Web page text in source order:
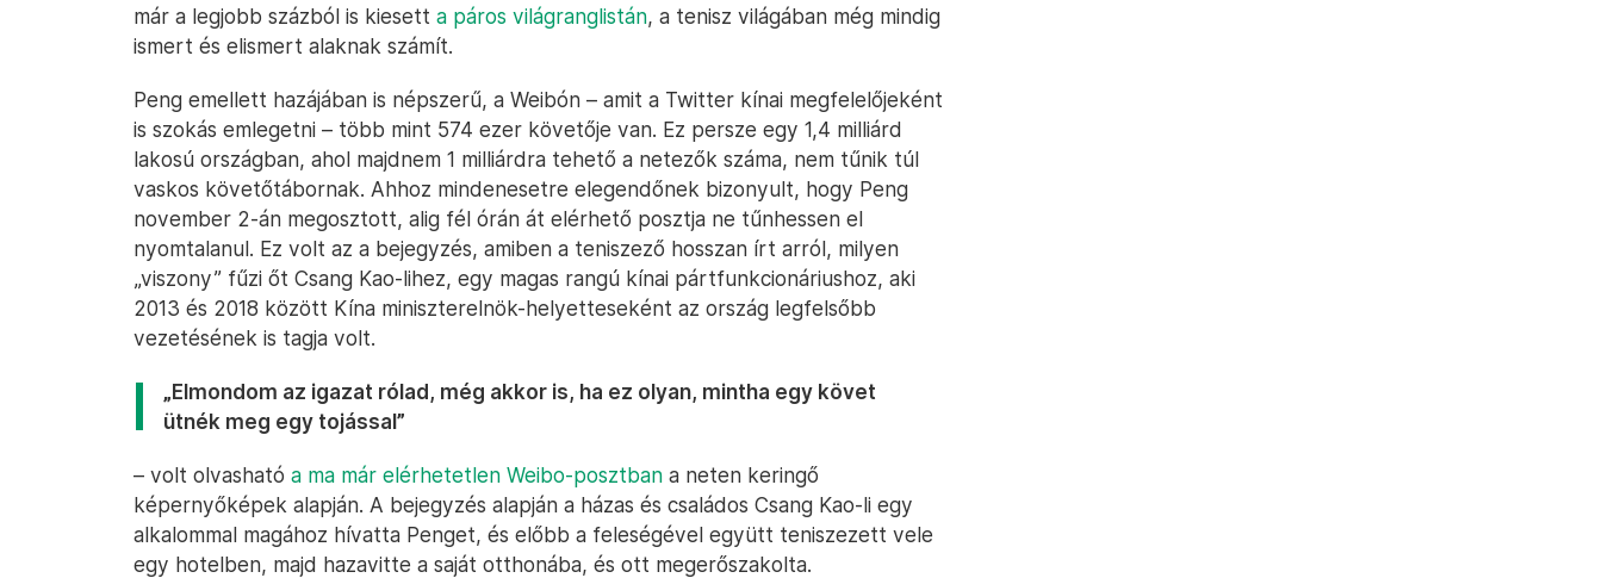
már a legjobb százból is kiesett a páros világranglistán, a tenisz világában még mindig
ismert és elismert alaknak számít.
Peng emellett hazájában is népszerű, a Weibón – amit a Twitter kínai megfelelőjeként
is szokás emlegetni – több mint 574 ezer követője van. Ez persze egy 1,4 milliárd
lakosú országban, ahol majdnem 1 milliárdra tehető a netezők száma, nem tűnik túl
vaskos követőtábornak. Ahhoz mindenesetre elegendőnek bizonyult, hogy Peng
november 2-án megosztott, alig fél órán át elérhető posztja ne tűnhessen el
nyomtalanul. Ez volt az a bejegyzés, amiben a teniszező hosszan írt arról, milyen
„viszony” fűzi őt Csang Kao-lihez, egy magas rangú kínai pártfunkcionáriushoz, aki
2013 és 2018 között Kína miniszterelnök-helyetteseként az ország legfelsőbb
vezetésének is tagja volt.
„Elmondom az igazat rólad, még akkor is, ha ez olyan, mintha egy követ
ütnék meg egy tojással”
– volt olvasható a ma már elérhetetlen Weibo-posztban a neten keringő
képernyőképek alapján. A bejegyzés alapján a házas és családos Csang Kao-li egy
alkalommal magához hívatta Penget, és előbb a feleségével együtt teniszezett vele
egy hotelben, majd hazavitte a saját otthonába, és ott megerőszakolta.